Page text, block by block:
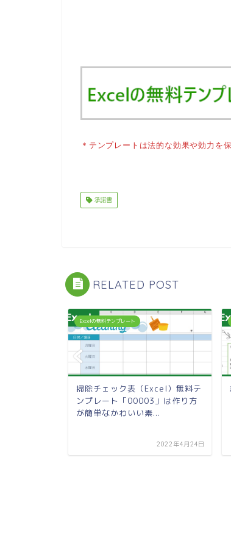
＊テンプレートは法的な効果や効力を
承諾書
RELATED POST
Excelの無料テンプレート
掃除チェック表（Excel）無料テ
ンプレート「00003」は作り方
が簡単なかわいい素...
2022年4月24日